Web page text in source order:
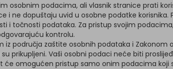
osobnim podacima, ali vlasnik stranice prati
i ne dopuštaju uvid u osobne podatke korisnika.
i točnosti podataka. Za pristup svojim
kontrolu.
područja zaštite osobnih podataka i Zakonom
prikupljeni. Vaši osobni podaci neće biti
omogućen pristup samo onim podacima koji